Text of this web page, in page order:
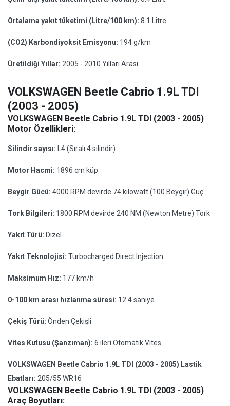
Ortalama yakıt tüketimi (Litre/100 km): 8.1 Litre
(CO2) Karbondiyoksit Emisyonu: 194 g/km
Üretildiği Yıllar: 2005 - 2010 Yılları Arası
VOLKSWAGEN Beetle Cabrio 1.9L TDI
(2003 - 2005)
VOLKSWAGEN Beetle Cabrio 1.9L TDI (2003 - 2005)
Motor Özellikleri:
Silindir sayısı: L4 (Sıralı 4 silindir)
Motor Hacmi: 1896 cm küp
Beygir Gücü: 4000 RPM devirde 74 kilowatt (100 Beygir) Güç
Tork Bilgileri: 1800 RPM devirde 240 NM (Newton Metre) Tork
Yakıt Türü: Dizel
Yakıt Teknolojisi: Turbocharged Direct Injection
Maksimum Hız: 177 km/h
0-100 km arası hızlanma süresi: 12.4 saniye
Çekiş Türü: Önden Çekişli
Vites Kutusu (Şanzıman): 6 ileri Otomatik Vites
VOLKSWAGEN Beetle Cabrio 1.9L TDI (2003 - 2005) Lastik
Ebatları: 205/55 WR16
VOLKSWAGEN Beetle Cabrio 1.9L TDI (2003 - 2005)
Araç Boyutları: